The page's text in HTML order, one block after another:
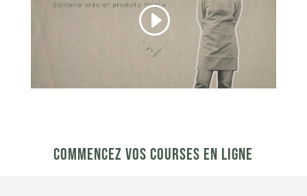
Commencez vos courses en ligne